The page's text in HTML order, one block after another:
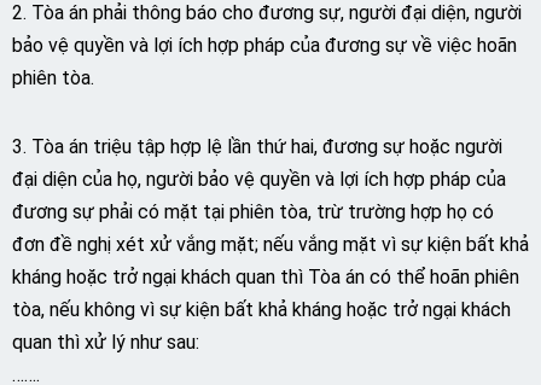
2. Tòa án phải thông báo cho đương sự, người đại diện, người
bảo vệ quyền và lợi ích hợp pháp của đương sự về việc hoãn
phiên tòa.
3. Tòa án triệu tập hợp lệ lần thứ hai, đương sự hoặc người
đại diện của họ, người bảo vệ quyền và lợi ích hợp pháp của
đương sự phải có mặt tại phiên tòa, trừ trường hợp họ có
đơn đề nghị xét xử vắng mặt; nếu vắng mặt vì sự kiện bất khả
kháng hoặc trở ngại khách quan thì Tòa án có thể hoãn phiên
tòa, nếu không vì sự kiện bất khả kháng hoặc trở ngại khách
quan thì xử lý như sau:
…….